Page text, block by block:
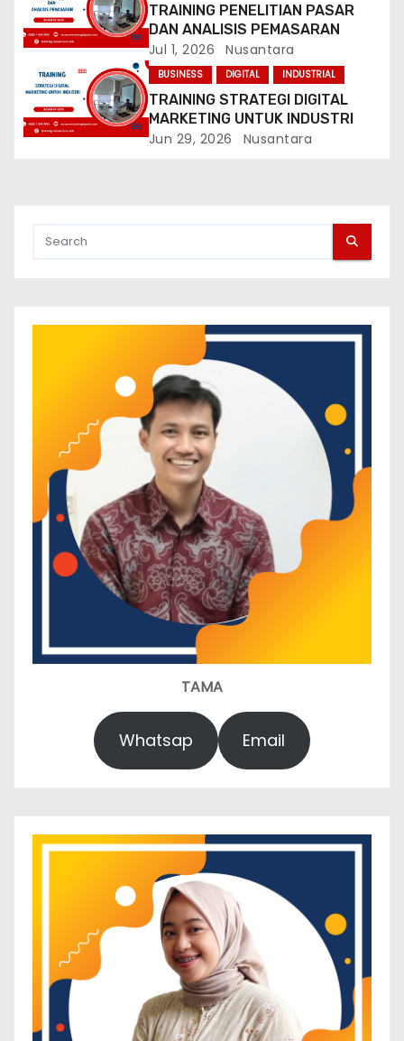
o
n
TRAINING PENELITIAN PASAR
DAN ANALISIS PEMASARAN
Jul 1, 2026 Nusantara
BUSINESS DIGITAL INDUSTRIAL
TRAINING STRATEGI DIGITAL
MARKETING UNTUK INDUSTRI
Jun 29, 2026 Nusantara
TAMA
Whatsap Email